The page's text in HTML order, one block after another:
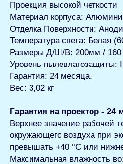
Проекция высокой четкости
Материал корпуса:
Отделка Поверхности:
Температура света: Белая
Размеры Д/Ш/В: 200мм /
Уровень пылевлагозащиты:
Гарантия: 24 месяца.
Вес: 3,02 кг
Гарантия на проектор - 24
Верхнее значение рабочей
окружающего воздуха при
превышать +40 °С или
Максимальная влажность